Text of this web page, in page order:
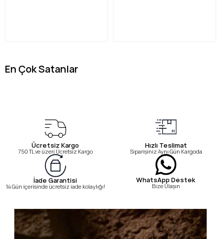
En Çok Satanlar
Ücretsiz Kargo
750 TL ve üzeri Ücretsiz Kargo
Hızlı Teslimat
Siparişiniz Aynı Gün Kargoda
İade Garantisi
14 Gün içerisinde ücretsiz iade kolaylığı!
WhatsApp Destek
Bize Ulaşın